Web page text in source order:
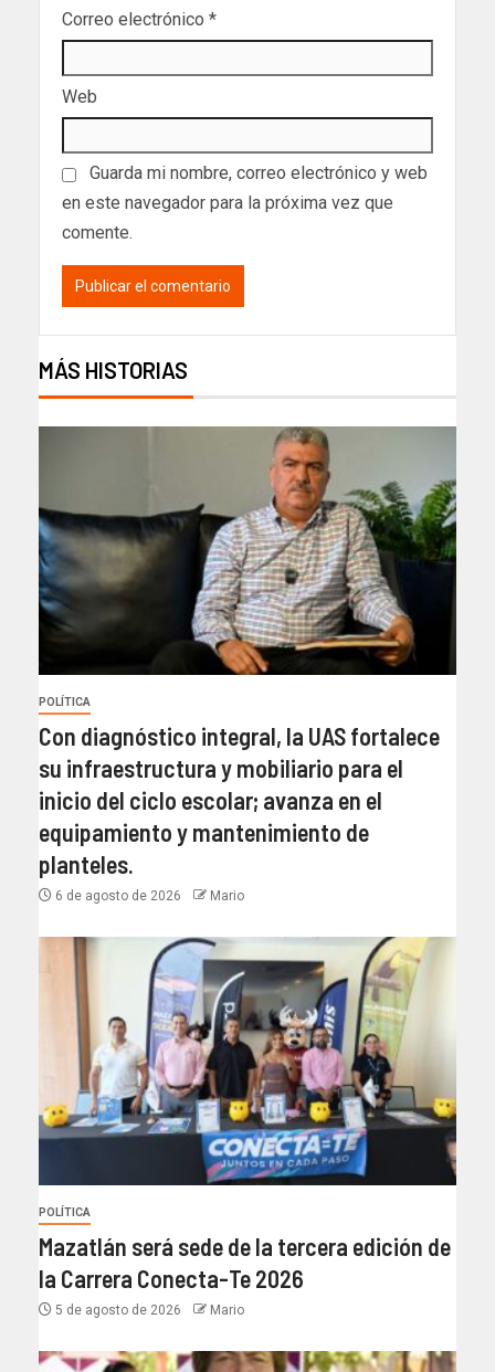
Correo electrónico *
Web
Guarda mi nombre, correo electrónico y web
en este navegador para la próxima vez que
comente.
MÁS HISTORIAS
POLÍTICA
Con diagnóstico integral, la UAS fortalece
su infraestructura y mobiliario para el
inicio del ciclo escolar; avanza en el
equipamiento y mantenimiento de
planteles.
6 de agosto de 2026 Mario
POLÍTICA
Mazatlán será sede de la tercera edición de
la Carrera Conecta-Te 2026
5 de agosto de 2026 Mario